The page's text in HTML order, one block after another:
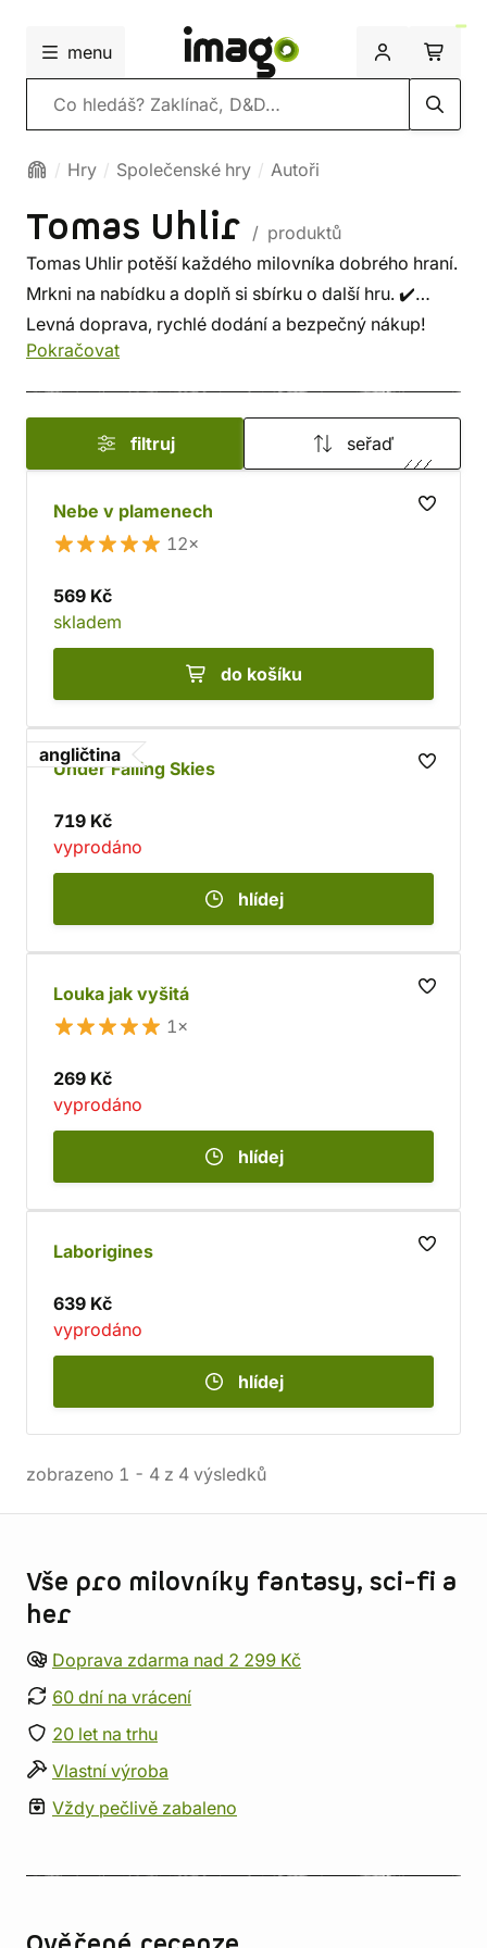
menu
Vyhledávání
Hry Společenské hry Autoři
Tomas Uhlir / produktů
Tomas Uhlir potěší každého milovníka dobrého hraní.
Mrkni na nabídku a doplň si sbírku o další hru. ✔️
Levná doprava, rychlé dodání a bezpečný nákup!
Pokračovat
filtruj seřaď
Nebe v plamenech
12×
569 Kč
skladem
do košíku
angličtina
Under Falling Skies
719 Kč
vyprodáno
hlídej
Louka jak vyšitá
1×
269 Kč
vyprodáno
hlídej
Laborigines
639 Kč
vyprodáno
hlídej
zobrazeno 1 - 4 z 4 výsledků
Vše pro milovníky fantasy, sci-fi a
her
Doprava zdarma nad 2 299 Kč
60 dní na vrácení
20 let na trhu
Vlastní výroba
Vždy pečlivě zabaleno